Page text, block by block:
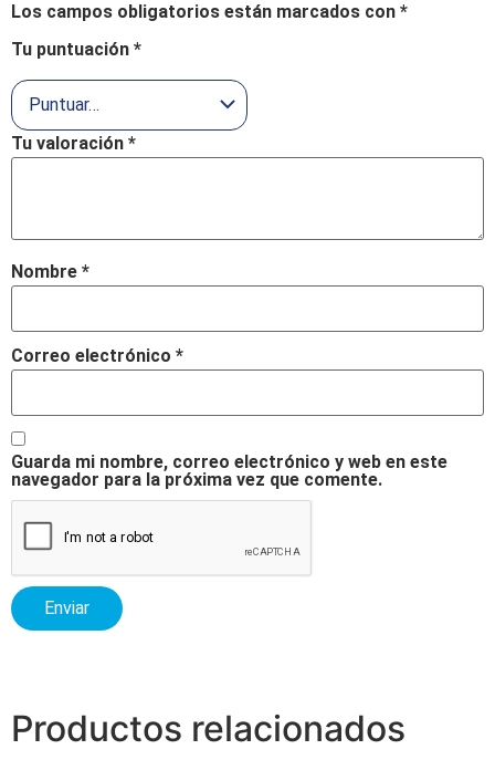
Los campos obligatorios están marcados con *
Tu puntuación *
Tu valoración *
Nombre *
Correo electrónico *
Guarda mi nombre, correo electrónico y web en este
navegador para la próxima vez que comente.
Productos relacionados